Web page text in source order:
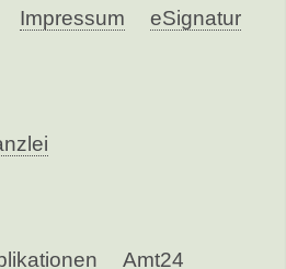
Impressum eSignatur
Amt24